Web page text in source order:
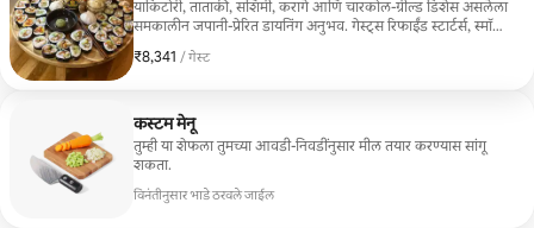
याकिटोरी, ताताकी, सशिमी, करागे आणि चारकोल-ग्रील्ड डिशेस असलेला
समकालीन जपानी-प्रेरित डायनिंग अनुभव. गेस्ट्स रिफाईंड स्टार्टर्स, स्मॉल
बोल्ड मेन्समधून निवडतात, जे व्हायब्रंट साईड्स आणि इंडल्जंट डिझर्ट्ससह
अनुभवांसाठी आदर्श आहे.
₹8,341 / गेस्ट
₹8,341 प्रति गेस्ट
कस्टम मेनू
तुम्ही या शेफला तुमच्या आवडी-निवडींनुसार मील तयार करण्यास सांगू
शकता.
विनंतीनुसार भाडे ठरवले जाईल